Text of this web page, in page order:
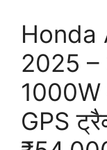
Honda
2025 –
1000W
GPS